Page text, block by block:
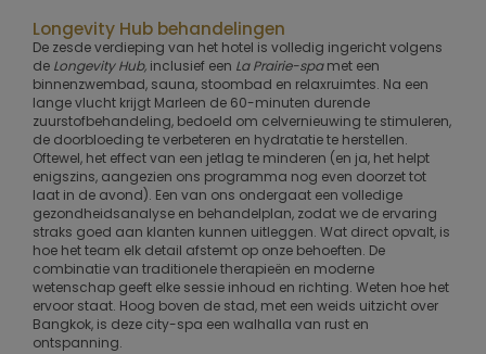
Longevity Hub behandelingen
De zesde verdieping van het hotel is volledig ingericht volgens
de Longevity Hub, inclusief een La Prairie-spamet een
binnenzwembad, sauna, stoombad en relaxruimtes. Na een
lange vlucht krijgt Marleen de 60-minuten durende
zuurstofbehandeling, bedoeld om celvernieuwing te stimuleren,
de doorbloeding te verbeteren en hydratatie te herstellen.
Oftewel, het effect van een jetlag te minderen (en ja, het helpt
enigszins, aangezien ons programma nog even doorzet tot
laat in de avond). Een van ons ondergaat een volledige
gezondheidsanalyse en behandelplan, zodat we de ervaring
straks goed aan klanten kunnen uitleggen. Wat direct opvalt, is
hoe het team elk detail afstemt op onze behoeften. De
combinatie van traditionele therapieën en moderne
wetenschap geeft elke sessie inhoud en richting. Weten hoe het
ervoor staat. Hoog boven de stad, met een weids uitzicht over
Bangkok, is deze city-spa een walhalla van rust en
ontspanning.